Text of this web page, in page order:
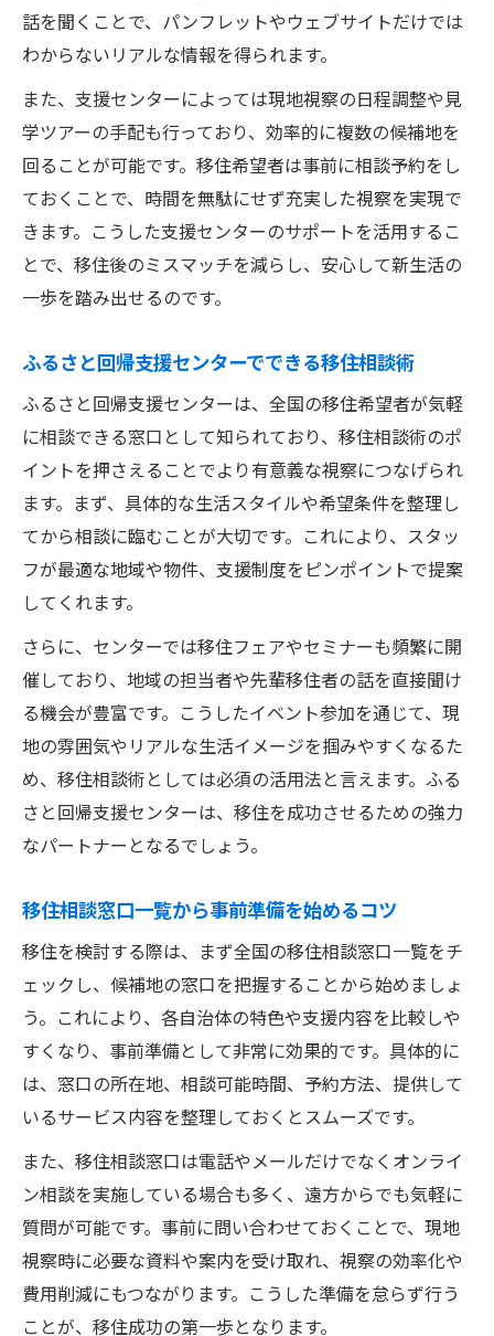
話を聞くことで、パンフレットやウェブサイトだけでは
わからないリアルな情報を得られます。
また、支援センターによっては現地視察の日程調整や見
学ツアーの手配も行っており、効率的に複数の候補地を
回ることが可能です。移住希望者は事前に相談予約をし
ておくことで、時間を無駄にせず充実した視察を実現で
きます。こうした支援センターのサポートを活用するこ
とで、移住後のミスマッチを減らし、安心して新生活の
一歩を踏み出せるのです。
ふるさと回帰支援センターでできる移住相談術
ふるさと回帰支援センターは、全国の移住希望者が気軽
に相談できる窓口として知られており、移住相談術のポ
イントを押さえることでより有意義な視察につなげられ
ます。まず、具体的な生活スタイルや希望条件を整理し
てから相談に臨むことが大切です。これにより、スタッ
フが最適な地域や物件、支援制度をピンポイントで提案
してくれます。
さらに、センターでは移住フェアやセミナーも頻繁に開
催しており、地域の担当者や先輩移住者の話を直接聞け
る機会が豊富です。こうしたイベント参加を通じて、現
地の雰囲気やリアルな生活イメージを掴みやすくなるた
め、移住相談術としては必須の活用法と言えます。ふる
さと回帰支援センターは、移住を成功させるための強力
なパートナーとなるでしょう。
移住相談窓口一覧から事前準備を始めるコツ
移住を検討する際は、まず全国の移住相談窓口一覧をチ
ェックし、候補地の窓口を把握することから始めましょ
う。これにより、各自治体の特色や支援内容を比較しや
すくなり、事前準備として非常に効果的です。具体的に
は、窓口の所在地、相談可能時間、予約方法、提供して
いるサービス内容を整理しておくとスムーズです。
また、移住相談窓口は電話やメールだけでなくオンライ
ン相談を実施している場合も多く、遠方からでも気軽に
質問が可能です。事前に問い合わせておくことで、現地
視察時に必要な資料や案内を受け取れ、視察の効率化や
費用削減にもつながります。こうした準備を怠らず行う
ことが、移住成功の第一歩となります。